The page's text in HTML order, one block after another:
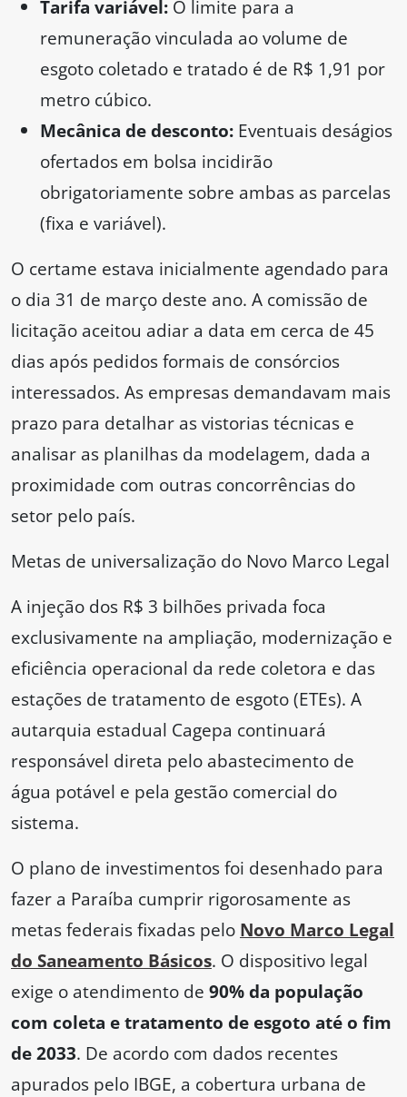
Tarifa variável: O limite para a
remuneração vinculada ao volume de
esgoto coletado e tratado é de R$ 1,91 por
metro cúbico.
Mecânica de desconto: Eventuais deságios
ofertados em bolsa incidirão
obrigatoriamente sobre ambas as parcelas
(fixa e variável).
O certame estava inicialmente agendado para
o dia 31 de março deste ano. A comissão de
licitação aceitou adiar a data em cerca de 45
dias após pedidos formais de consórcios
interessados. As empresas demandavam mais
prazo para detalhar as vistorias técnicas e
analisar as planilhas da modelagem, dada a
proximidade com outras concorrências do
setor pelo país.
Metas de universalização do Novo Marco Legal
A injeção dos R$ 3 bilhões privada foca
exclusivamente na ampliação, modernização e
eficiência operacional da rede coletora e das
estações de tratamento de esgoto (ETEs). A
autarquia estadual Cagepa continuará
responsável direta pelo abastecimento de
água potável e pela gestão comercial do
sistema.
O plano de investimentos foi desenhado para
fazer a Paraíba cumprir rigorosamente as
metas federais fixadas pelo Novo Marco Legal
do Saneamento Básicos. O dispositivo legal
exige o atendimento de 90% da população
com coleta e tratamento de esgoto até o fim
de 2033. De acordo com dados recentes
apurados pelo IBGE, a cobertura urbana de